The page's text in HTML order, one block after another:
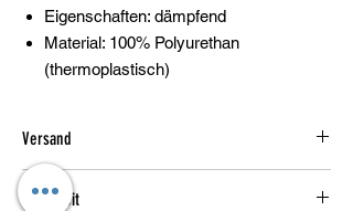
Eigenschaften: dämpfend
Material: 100% Polyurethan
(thermoplastisch)
Versand
1-3 Werktage
Lieferzeit